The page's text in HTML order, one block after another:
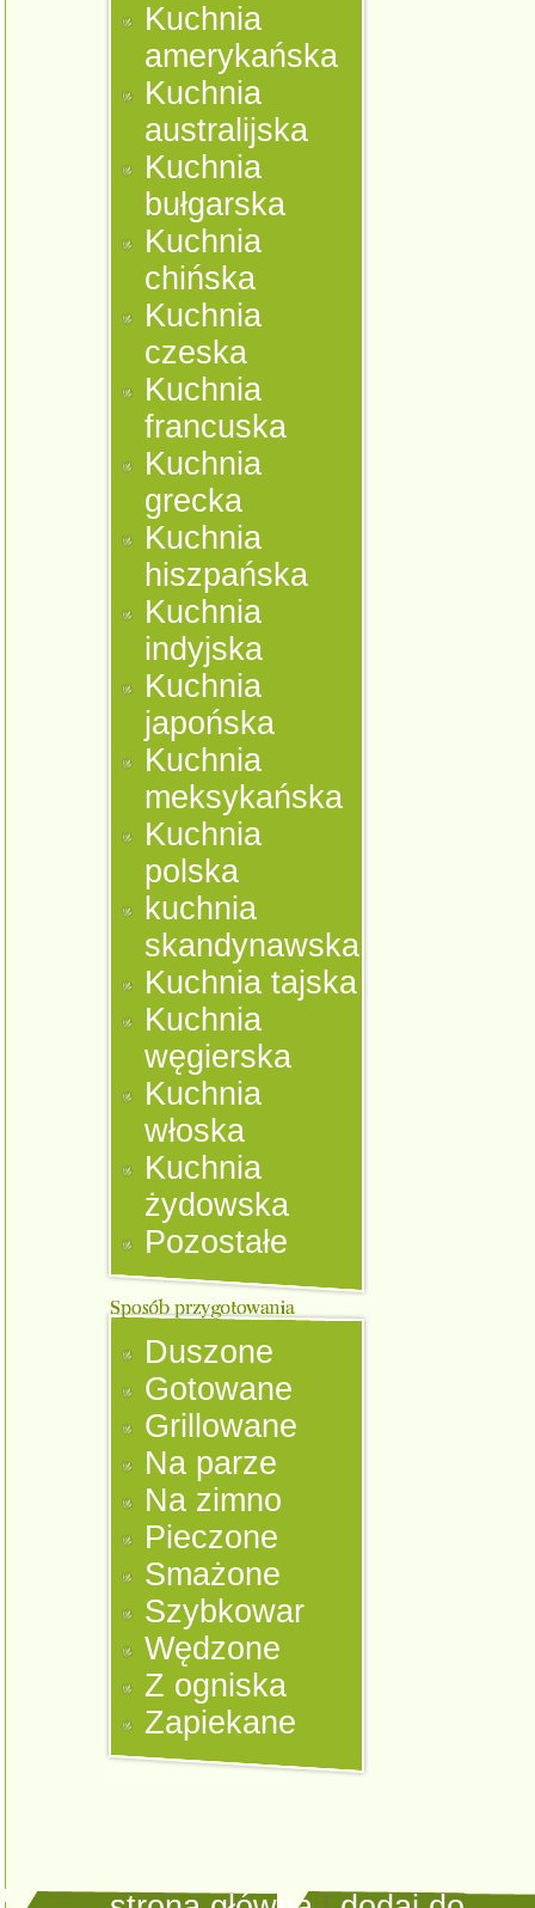
Kuchnia
amerykańska
Kuchnia
australijska
Kuchnia
bułgarska
Kuchnia
chińska
Kuchnia
czeska
Kuchnia
francuska
Kuchnia
grecka
Kuchnia
hiszpańska
Kuchnia
indyjska
Kuchnia
japońska
Kuchnia
meksykańska
Kuchnia
polska
kuchnia
skandynawska
Kuchnia tajska
Kuchnia
węgierska
Kuchnia
włoska
Kuchnia
żydowska
Pozostałe
Duszone
Gotowane
Grillowane
Na parze
Na zimno
Pieczone
Smażone
Szybkowar
Wędzone
Z ogniska
Zapiekane